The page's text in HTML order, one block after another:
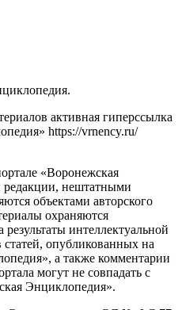
активная гиперссылка
https://vrnency.ru/
«Воронежская
редакции, нештатными
объектами авторского
охраняются
интеллектуальной
опубликованных на
а также комментарии
могут не совпадать с
Энциклопедия».